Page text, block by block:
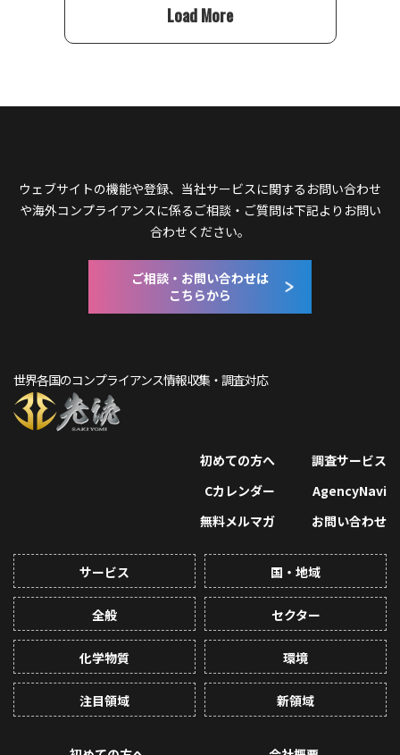
Load More
ウェブサイトの機能や登録、当社サービスに関するお問い合わせ
や海外コンプライアンスに係るご相談・ご質問は下記よりお問い
合わせください。
ご相談・お問い合わせは
こちらから
世界各国のコンプライアンス情報収集・調査対応
初めての方へ
調査サービス
Cカレンダー
AgencyNavi
無料メルマガ
お問い合わせ
サービス 国・地域
全般 セクター
化学物質 環境
注目領域 新領域